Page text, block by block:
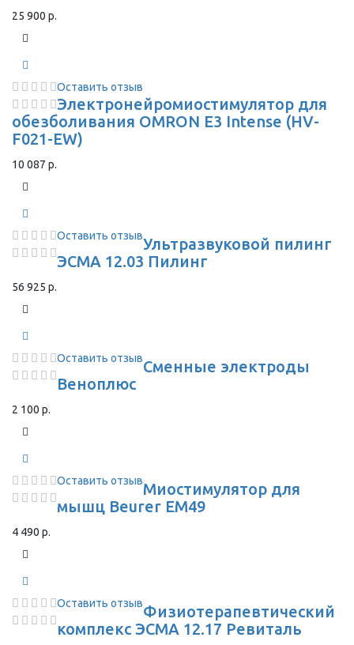
25 900 р.
Оставить отзыв
Электронейромиостимулятор для
обезболивания OMRON Е3 Intense (HV-
F021-EW)
10 087 р.
Оставить отзывУльтразвуковой пилинг
ЭСМА 12.03 Пилинг
56 925 р.
Оставить отзывСменные электроды
Веноплюс
2 100 р.
Оставить отзывМиостимулятор для
мышц Beurer EM49
4 490 р.
Оставить отзывФизиотерапевтический
комплекс ЭСМА 12.17 Ревиталь